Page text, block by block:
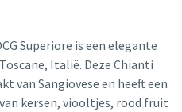
Superiore is een elegante
Italië. Deze Chianti
van Sangiovese en heeft een
kersen, viooltjes, rood fruit